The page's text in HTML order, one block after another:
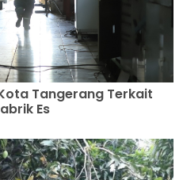
Tangerang Terkait
Es